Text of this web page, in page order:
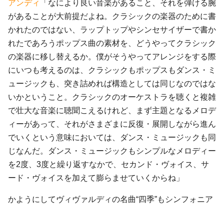
アンディ
「なにより良い音楽があること、それを弾ける腕
があることが大前提だよね。クラシックの楽器のために書
かれたのではない、ラップトップやシンセサイザーで書か
れたであろうポップス曲の素材を、どうやってクラシック
の楽器に移し替えるか。僕がそうやってアレンジをする際
にいつも考えるのは、クラシックもポップスもダンス・ミ
ュージックも、突き詰めれば構造としては同じなのではな
いかということ。クラシックのオーケストラを聴くと複雑
で壮大な音楽に聴聞こえるけれど、まず主題となるメロデ
ィーがあって、それがさまざまに反復・展開しながら進ん
でいくという意味においては、ダンス・ミュージックも同
じなんだ。ダンス・ミュージックもシンプルなメロディー
を2度、3度と繰り返すなかで、セカンド・ヴォイス、サ
ード・ヴォイスを加えて膨らませていくからね」
かようにしてヴィヴァルディの名曲“四季”もシンフォニア